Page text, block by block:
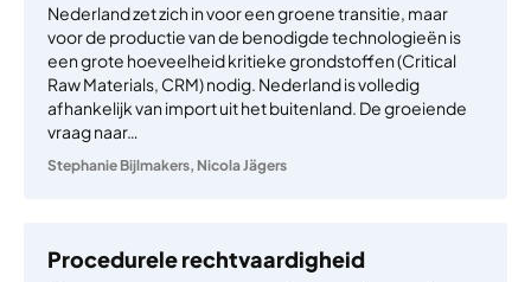
Nederland zet zich in voor een groene transitie, maar
voor de productie van de benodigde technologieën is
een grote hoeveelheid kritieke grondstoffen (Critical
Raw Materials, CRM) nodig. Nederland is volledig
afhankelijk van import uit het buitenland. De groeiende
vraag naar…
Stephanie Bijlmakers, Nicola Jägers
Procedurele rechtvaardigheid